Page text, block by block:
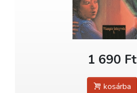
1 690 Ft
kosárba